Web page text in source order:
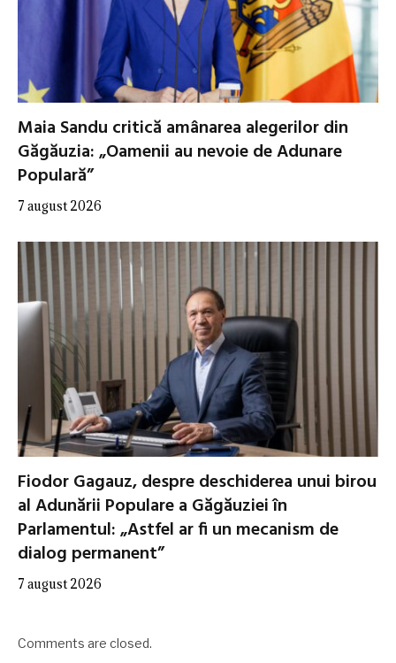
Maia Sandu critică amânarea alegerilor din
Găgăuzia: „Oamenii au nevoie de Adunare
Populară”
7 august 2026
Fiodor Gagauz, despre deschiderea unui birou
al Adunării Populare a Găgăuziei în
Parlamentul: „Astfel ar fi un mecanism de
dialog permanent”
7 august 2026
Comments are closed.